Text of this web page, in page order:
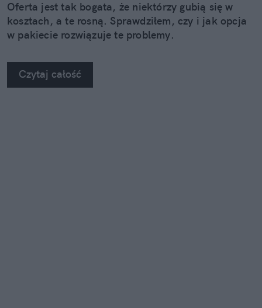
Oferta jest tak bogata, że niektórzy gubią się w
kosztach, a te rosną. Sprawdziłem, czy i jak opcja
w pakiecie rozwiązuje te problemy.
Czytaj całość